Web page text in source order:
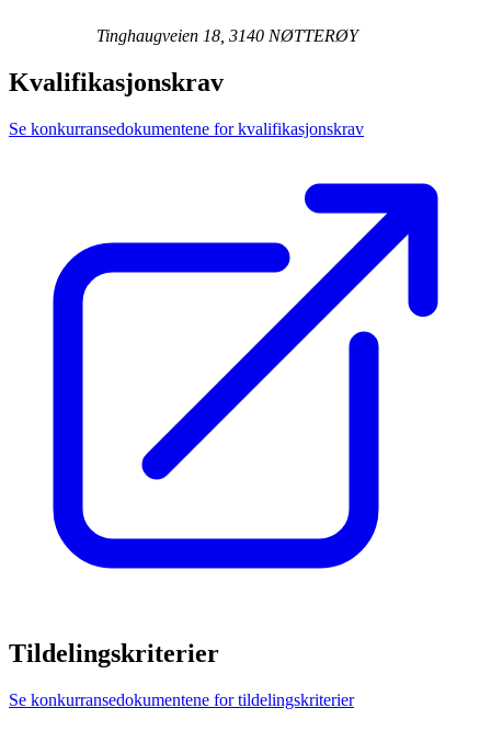
Tinghaugveien 18, 3140 NØTTERØY
Kvalifikasjonskrav
Se konkurransedokumentene for kvalifikasjonskrav
Tildelingskriterier
Se konkurransedokumentene for tildelingskriterier